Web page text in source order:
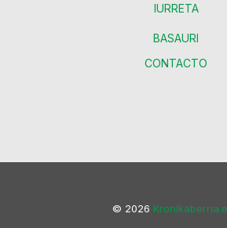
IURRETA
BASAURI
CONTACTO
© 2026